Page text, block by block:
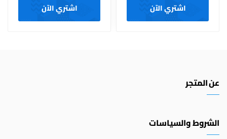
اشتري الآن اشتري الآن
عن المتجر
الشروط والسياسات